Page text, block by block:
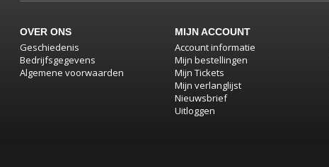
OVER ONS
Geschiedenis
Bedrijfsgegevens
Algemene voorwaarden
MIJN ACCOUNT
Account informatie
Mijn bestellingen
Mijn Tickets
Mijn verlanglijst
Nieuwsbrief
Uitloggen